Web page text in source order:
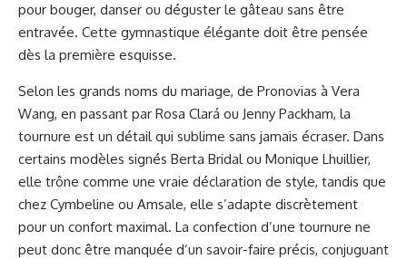
pour bouger, danser ou déguster le gâteau sans être
entravée. Cette gymnastique élégante doit être pensée
dès la première esquisse.
Selon les grands noms du mariage, de Pronovias à Vera
Wang, en passant par Rosa Clará ou Jenny Packham, la
tournure est un détail qui sublime sans jamais écraser. Dans
certains modèles signés Berta Bridal ou Monique Lhuillier,
elle trône comme une vraie déclaration de style, tandis que
chez Cymbeline ou Amsale, elle s’adapte discrètement
pour un confort maximal. La confection d’une tournure ne
peut donc être manquée d’un savoir-faire précis, conjuguant